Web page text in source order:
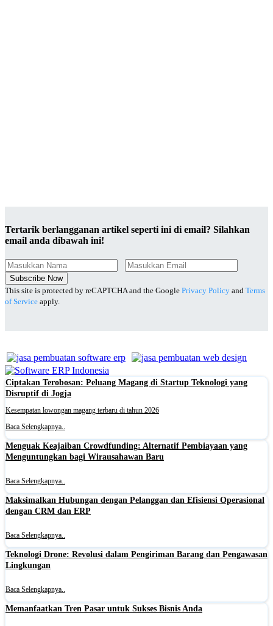
Tertarik berlangganan artikel seperti ini di email? Silahkan
email anda dibawah ini!
Subscribe Now
This site is protected by reCAPTCHA and the Google Privacy Policy and Terms
of Service apply.
Ciptakan Terobosan: Peluang Magang di Startup Teknologi yang
Disruptif di Jogja
Kesempatan lowongan magang terbaru di tahun 2026
Baca Selengkapnya..
Menguak Keajaiban Crowdfunding: Alternatif Pembiayaan yang
Menguntungkan bagi Wirausahawan Baru
Baca Selengkapnya..
Maksimalkan Hubungan dengan Pelanggan dan Efisiensi Operasional
dengan CRM dan ERP
Baca Selengkapnya..
Teknologi Drone: Revolusi dalam Pengiriman Barang dan Pengawasan
Lingkungan
Baca Selengkapnya..
Memanfaatkan Tren Pasar untuk Sukses Bisnis Anda